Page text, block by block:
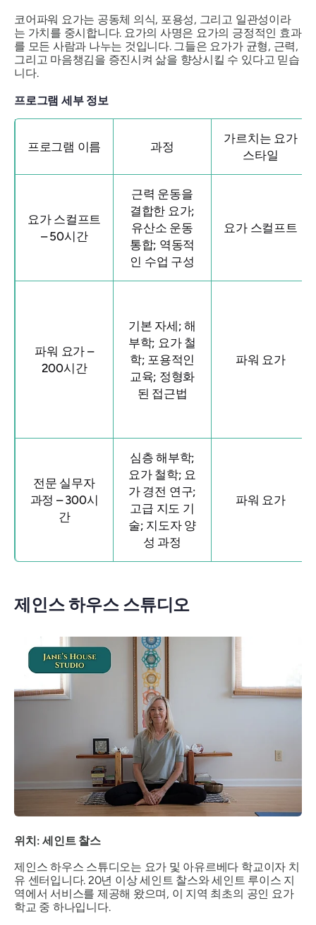
코어파워 요가는 공동체 의식, 포용성, 그리고 일관성이라
는 가치를 중시합니다. 요가의 사명은 요가의 긍정적인 효과
를 모든 사람과 나누는 것입니다. 그들은 요가가 균형, 근력,
그리고 마음챙김을 증진시켜 삶을 향상시킬 수 있다고 믿습
니다.
프로그램 세부 정보
프로그램 이름 과정
가르치는 요가
스타일
요가 스컬프트
– 50시간
근력 운동을
결합한 요가;
유산소 운동
통합; 역동적
인 수업 구성
요가 스컬프트
파워 요가 –
200시간
기본 자세; 해
부학; 요가 철
학; 포용적인
교육; 정형화
된 접근법
파워 요가
전문 실무자
과정 – 300시
간
심층 해부학;
요가 철학; 요
가 경전 연구;
고급 지도 기
술; 지도자 양
성 과정
파워 요가
제인스 하우스 스튜디오
위치: 세인트 찰스
제인스 하우스 스튜디오는 요가 및 아유르베다 학교이자 치
유 센터입니다. 20년 이상 세인트 찰스와 세인트 루이스 지
역에서 서비스를 제공해 왔으며, 이 지역 최초의 공인 요가
학교 중 하나입니다.